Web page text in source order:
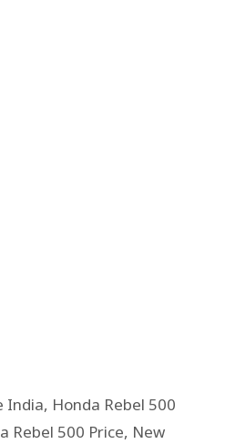
India, Honda Rebel 500
Rebel 500 Price, New